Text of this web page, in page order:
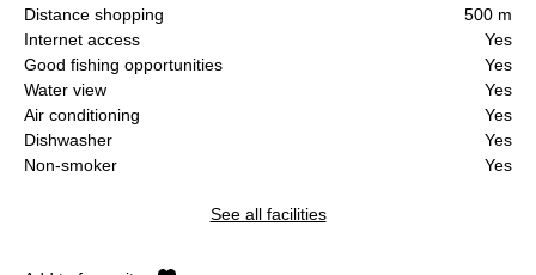
Distance shopping
500 m
Internet access
Yes
Good fishing opportunities
Yes
Water view
Yes
Air conditioning
Yes
Dishwasher
Yes
Non-smoker
Yes
See all facilities